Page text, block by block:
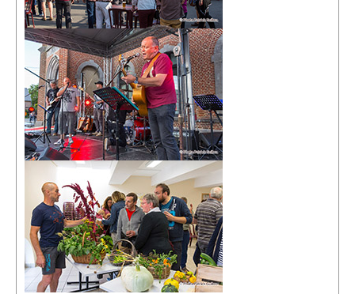
Sponsors
Inscrivez-vous à notre Lettre d'information